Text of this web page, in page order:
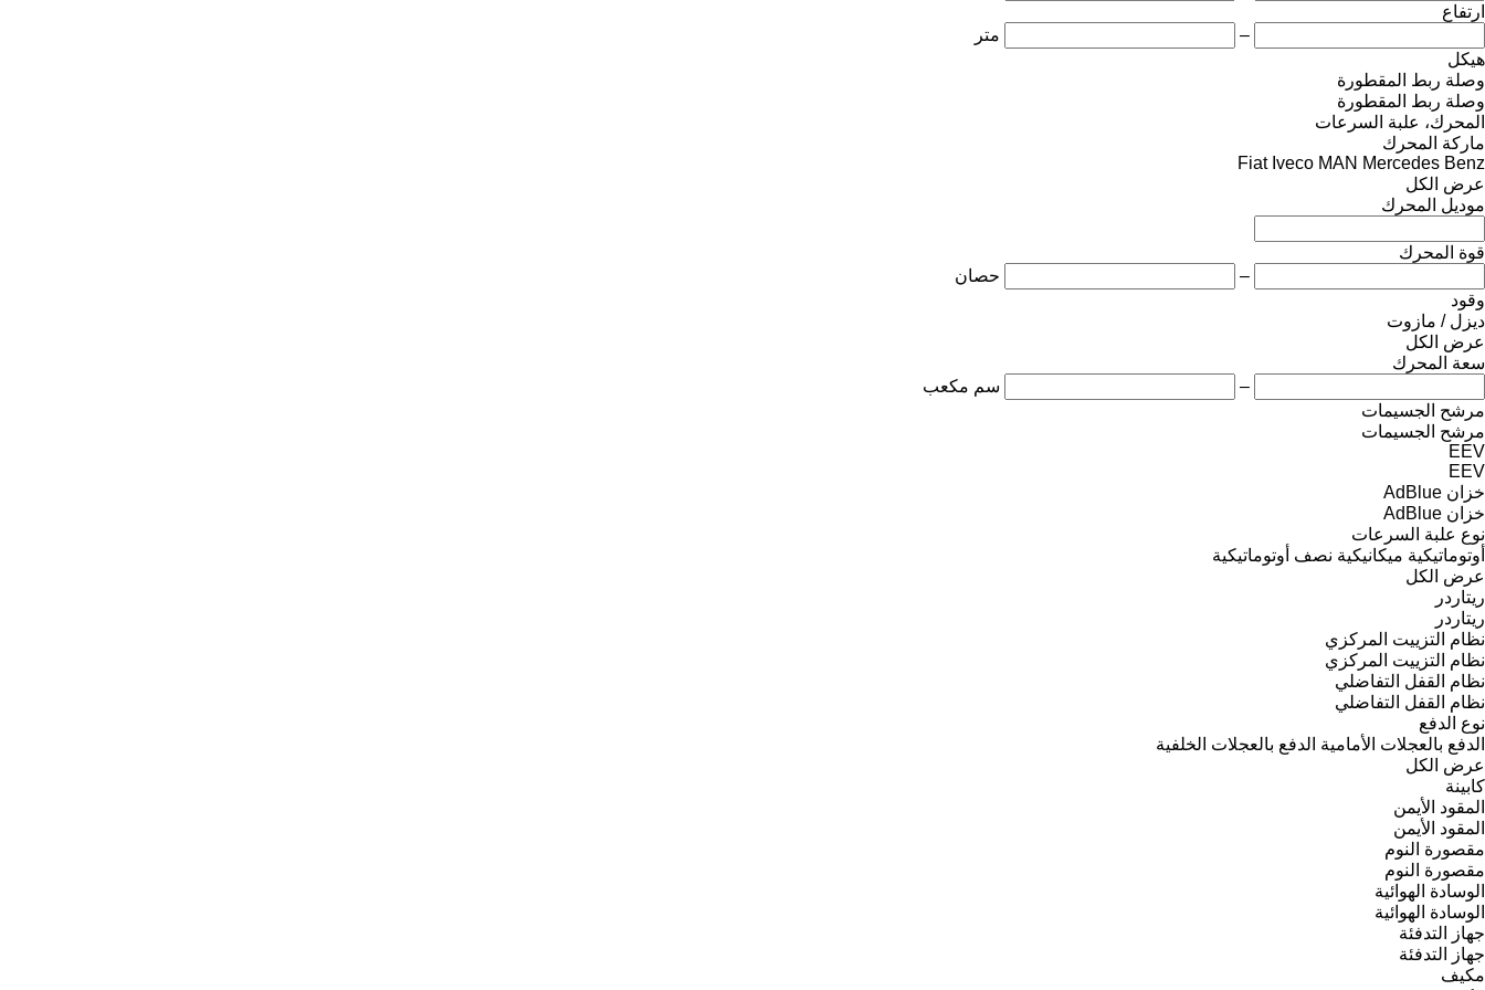
ارتفاع
–
متر
هيكل
وصلة ربط المقطورة
وصلة ربط المقطورة
المحرك، علبة السرعات
ماركة المحرك
Fiat Iveco MAN Mercedes Benz
عرض الكل
موديل المحرك
قوة المحرك
–
حصان
وقود
ديزل / مازوت
عرض الكل
سعة المحرك
–
سم مكعب
مرشح الجسيمات
مرشح الجسيمات
EEV
EEV
خزان AdBlue
خزان AdBlue
نوع علبة السرعات
أوتوماتيكية ميكانيكية نصف أوتوماتيكية
عرض الكل
ريتاردر
ريتاردر
نظام التزييت المركزي
نظام التزييت المركزي
نظام القفل التفاضلي
نظام القفل التفاضلي
نوع الدفع
الدفع بالعجلات الأمامية الدفع بالعجلات الخلفية
عرض الكل
كابينة
المقود الأيمن
المقود الأيمن
مقصورة النوم
مقصورة النوم
الوسادة الهوائية
الوسادة الهوائية
جهاز التدفئة
جهاز التدفئة
مكيف